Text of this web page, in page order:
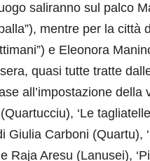
saliranno sul palco
mentre per la città
e Eleonora
quasi tutte tratte
all’impostazione della
‘Le
Carboni (Quartu),
Raja Aresu (Lanusei),